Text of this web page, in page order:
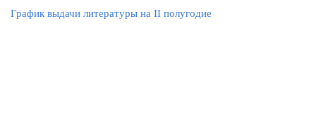
График выдачи литературы на II полугодие